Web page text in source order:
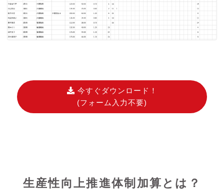
今すぐダウンロード！
(フォーム入力不要)
生産性向上推進体制加算とは？